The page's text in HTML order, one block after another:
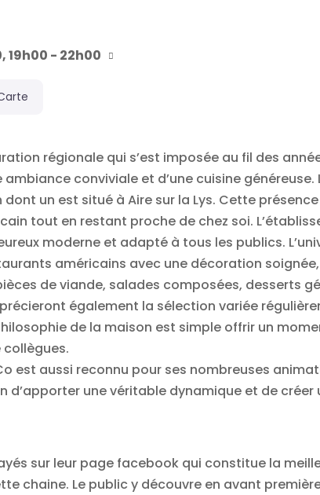
19h00 - 22h00
régionale qui s’est imposée au fil des
conviviale et d’une cuisine
un est situé à Aire sur la Lys. Cette
tout en restant proche de chez soi.
moderne et adapté à tous les publics.
américains avec une décoration
de viande, salades composées, desserts
également la sélection variée
de la maison est simple offrir un
est aussi reconnu pour ses nombreuses
d’apporter une véritable dynamique et de
sur leur page facebook qui constitue la
chaine. Le public y découvre en avant